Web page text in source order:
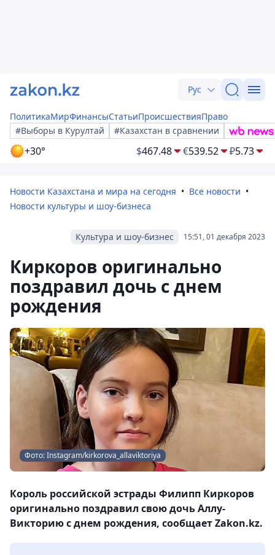
Рус
ПолитикаМирФинансыСтатьиПроисшествияПраво
#Выборы в Курултай
#Казахстан в сравнении
+30° $467.48 €539.52 ₽5.73
Новости Казахстана и мира на сегодня
Все новости
Новости культуры и шоу-бизнеса
15:51, 01 декабря 2023
Культура и шоу-бизнес
Киркоров оригинально
поздравил дочь с днем
рождения
Фото: Instagram/kirkorova_allaviktoriya
Король российской эстрады Филипп Киркоров
оригинально поздравил свою дочь Аллу-
Викторию с днем рождения, сообщает Zakon.kz.